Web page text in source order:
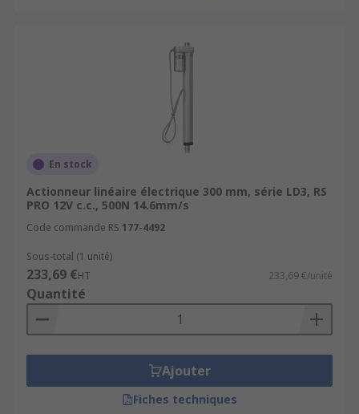
En stock
Actionneur linéaire électrique 300 mm, série LD3, RS
PRO 12V c.c., 500N 14.6mm/s
Code commande RS 177-4492
Sous-total (1 unité)
233,69 €HT 233,69 €/unité
Quantité
Ajouter
Fiches techniques